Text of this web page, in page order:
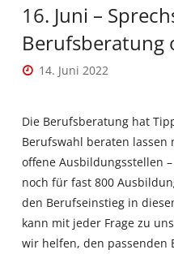
B
R
16. Juni –
Berufsberatung
14. Juni 2022
Die Berufsberatung hat
Berufswahl beraten
offene Ausbildungsstellen
noch für fast 800
den Berufseinstieg in
kann mit jeder Frage zu
wir helfen, den passenden